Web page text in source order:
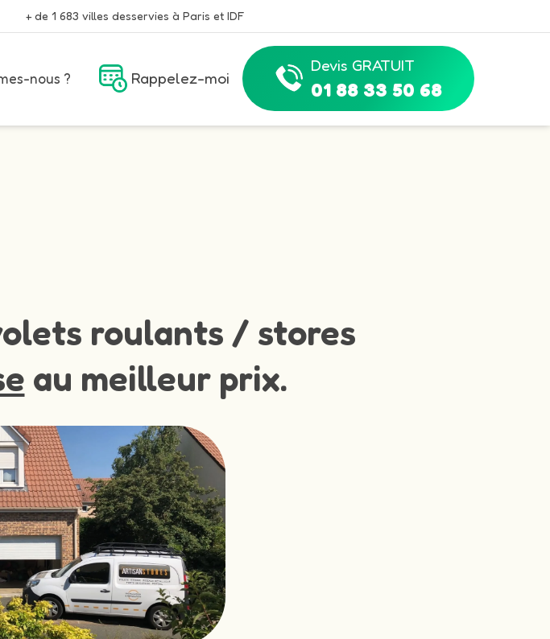
+ de 1 683 villes desservies à Paris et IDF
nous ? Rappelez-moi
Devis GRATUIT
01 88 33 50 68
roulants / stores
au meilleur prix.